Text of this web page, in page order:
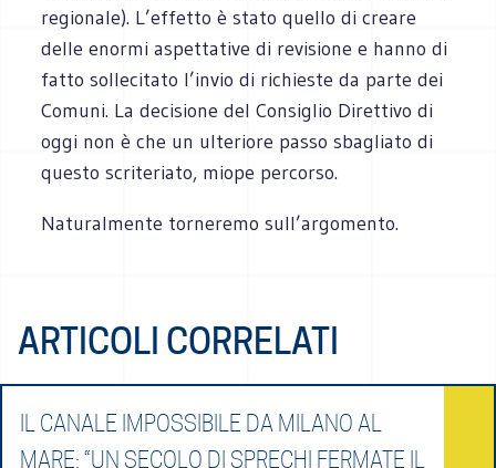
regionale). L’effetto è stato quello di creare
delle enormi aspettative di revisione e hanno di
fatto sollecitato l’invio di richieste da parte dei
Comuni. La decisione del Consiglio Direttivo di
oggi non è che un ulteriore passo sbagliato di
questo scriteriato, miope percorso.
Naturalmente torneremo sull’argomento.
ARTICOLI CORRELATI
IL CANALE IMPOSSIBILE DA MILANO AL
MARE: “UN SECOLO DI SPRECHI FERMATE IL